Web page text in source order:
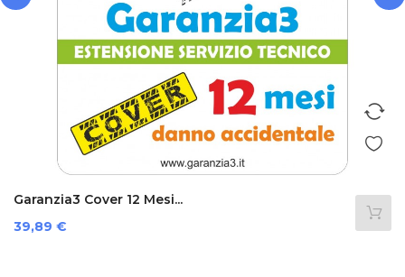
Garanzia3 Cover 12 Mesi...
Prezzo
39,89 €